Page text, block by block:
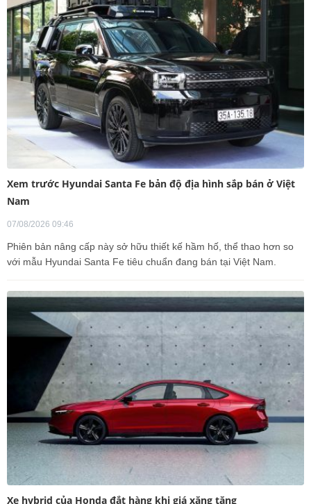
Xem trước Hyundai Santa Fe bản độ địa hình sắp bán ở Việt
Nam
07/08/2026 09:46
Phiên bản nâng cấp này sở hữu thiết kế hầm hố, thể thao hơn so
với mẫu Hyundai Santa Fe tiêu chuẩn đang bán tại Việt Nam.
Xe hybrid của Honda đắt hàng khi giá xăng tăng